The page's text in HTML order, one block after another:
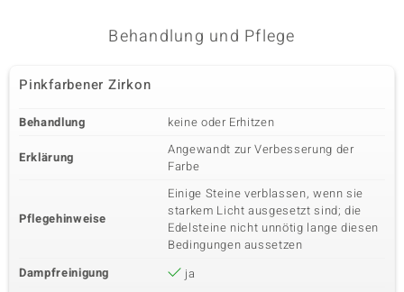
Behandlung und Pflege
Pinkfarbener Zirkon
Behandlung keine oder Erhitzen
Erklärung
Angewandt zur Verbesserung der
Farbe
Pflegehinweise
Einige Steine verblassen, wenn sie
starkem Licht ausgesetzt sind; die
Edelsteine nicht unnötig lange diesen
Bedingungen aussetzen
Dampfreinigung
ja